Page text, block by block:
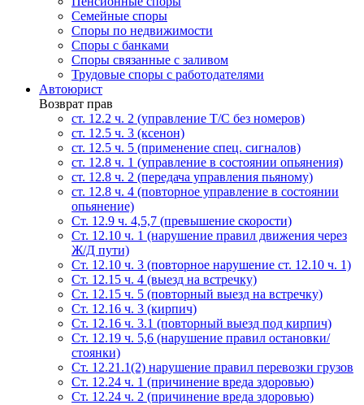
Семейные споры
Cпоры по недвижимости
Споры с банками
Споры связанные с заливом
Трудовые споры с работодателями
Автоюрист
Возврат прав
ст. 12.2 ч. 2 (управление Т/С без номеров)
ст. 12.5 ч. 3 (ксенон)
ст. 12.5 ч. 5 (применение спец. сигналов)
cт. 12.8 ч. 1 (управление в состоянии опьянения)
ст. 12.8 ч. 2 (передача управления пьяному)
ст. 12.8 ч. 4 (повторное управление в состоянии
опьянение)
Ст. 12.9 ч. 4,5,7 (превышение скорости)
Ст. 12.10 ч. 1 (нарушение правил движения через
Ж/Д пути)
Ст. 12.10 ч. 3 (повторное нарушение ст. 12.10 ч. 1)
Ст. 12.15 ч. 4 (выезд на встречку)
Ст. 12.15 ч. 5 (повторный выезд на встречку)
Ст. 12.16 ч. 3 (кирпич)
Ст. 12.16 ч. 3.1 (повторный выезд под кирпич)
Ст. 12.19 ч. 5,6 (нарушение правил остановки/
стоянки)
Ст. 12.21.1(2) нарушение правил перевозки грузов
Ст. 12.24 ч. 1 (причинение вреда здоровью)
Ст. 12.24 ч. 2 (причинение вреда здоровью)